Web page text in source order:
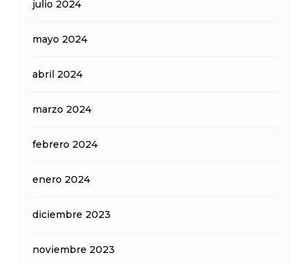
julio 2024
mayo 2024
abril 2024
marzo 2024
febrero 2024
enero 2024
diciembre 2023
noviembre 2023